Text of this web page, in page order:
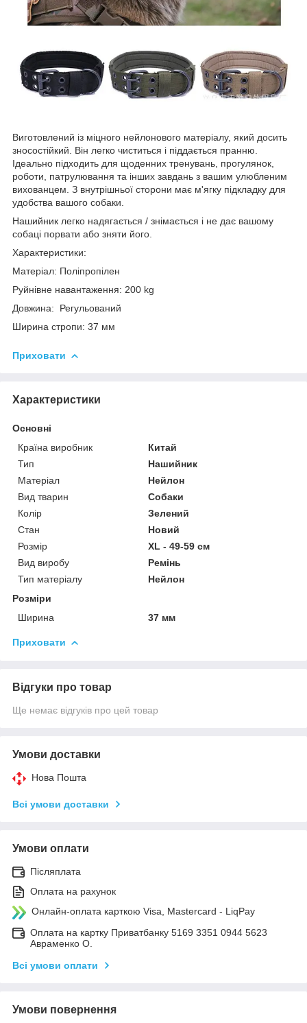
Виготовлений із міцного нейлонового матеріалу, який досить
зносостійкий. Він легко чиститься і піддається пранню.
Ідеально підходить для щоденних тренувань, прогулянок,
роботи, патрулювання та інших завдань з вашим улюбленим
вихованцем. З внутрішньої сторони має м'ягку підкладку для
удобства вашого собаки.
Нашийник легко надягається / знімається і не дає вашому
собаці порвати або зняти його.
Характеристики:
Матеріал: Поліпропілен
Руйнівне навантаження: 200 kg
Довжина: Регульований
Ширина стропи: 37 мм
Приховати
Характеристики
Основні
Країна виробник
Китай
Тип
Нашийник
Матеріал
Нейлон
Вид тварин
Собаки
Колір
Зелений
Стан
Новий
Розмір
XL - 49-59 см
Вид виробу
Ремінь
Тип матеріалу
Нейлон
Розміри
Ширина
37 мм
Приховати
Відгуки про товар
Ще немає відгуків про цей товар
Умови доставки
Нова Пошта
Всі умови доставки
Умови оплати
Післяплата
Оплата на рахунок
Онлайн-оплата карткою Visa, Mastercard - LiqPay
Оплата на картку Приватбанку 5169 3351 0944 5623
Авраменко О.
Всі умови оплати
Умови повернення